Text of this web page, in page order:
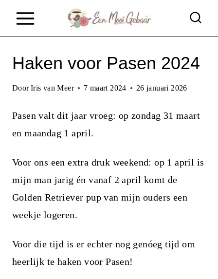
Haken voor Pasen 2024
Door Iris van Meer 7 maart 2024 26 januari 2026
Pasen valt dit jaar vroeg: op zondag 31 maart
en maandag 1 april.
Voor ons een extra druk weekend: op 1 april is
mijn man jarig én vanaf 2 april komt de
Golden Retriever pup van mijn ouders een
weekje logeren.
Voor die tijd is er echter nog genóeg tijd om
heerlijk te haken voor Pasen!